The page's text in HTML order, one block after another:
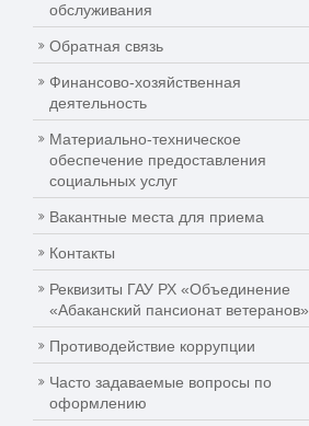
обслуживания
Обратная связь
Финансово-хозяйственная
деятельность
Материально-техническое
обеспечение предоставления
социальных услуг
Вакантные места для приема
Контакты
Реквизиты ГАУ РХ «Объединение
«Абаканский пансионат ветеранов»
Противодействие коррупции
Часто задаваемые вопросы по
оформлению